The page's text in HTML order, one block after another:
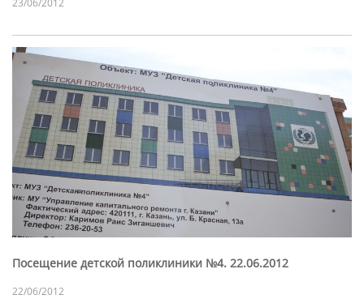
Посещение детской поликлиники №4. 22.06.2012
22/06/2012